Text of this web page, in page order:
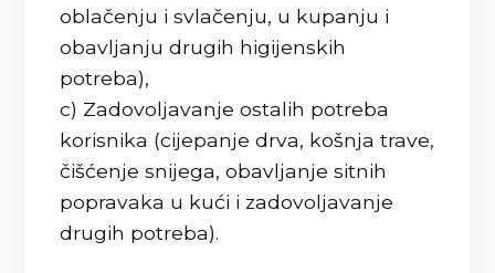
oblačenju i svlačenju, u kupanju i
obavljanju drugih higijenskih
potreba),
c) Zadovoljavanje ostalih potreba
korisnika (cijepanje drva, košnja trave,
čišćenje snijega, obavljanje sitnih
popravaka u kući i zadovoljavanje
drugih potreba).